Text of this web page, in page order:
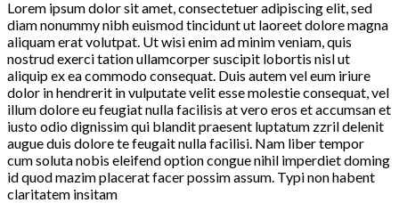
Lorem ipsum dolor sit amet, consectetuer adipiscing elit, sed
diam nonummy nibh euismod tincidunt ut laoreet dolore magna
aliquam erat volutpat. Ut wisi enim ad minim veniam, quis
nostrud exerci tation ullamcorper suscipit lobortis nisl ut
aliquip ex ea commodo consequat. Duis autem vel eum iriure
dolor in hendrerit in vulputate velit esse molestie consequat, vel
illum dolore eu feugiat nulla facilisis at vero eros et accumsan et
iusto odio dignissim qui blandit praesent luptatum zzril delenit
augue duis dolore te feugait nulla facilisi. Nam liber tempor
cum soluta nobis eleifend option congue nihil imperdiet doming
id quod mazim placerat facer possim assum. Typi non habent
claritatem insitam